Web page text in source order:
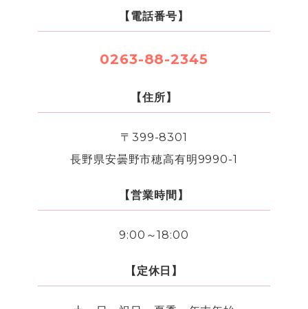
【電話番号】
0263-88-2345
【住所】
〒399-8301
長野県安曇野市穂高有明9990-1
【営業時間】
9:00～18:00
【定休日】